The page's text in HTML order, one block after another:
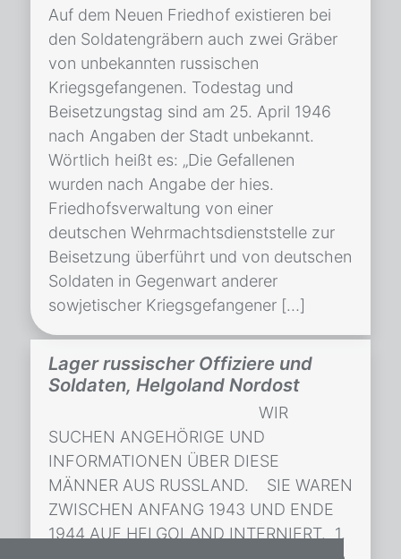
Auf dem Neuen Friedhof existieren bei
den Soldatengräbern auch zwei Gräber
von unbekannten russischen
Kriegsgefangenen. Todestag und
Beisetzungstag sind am 25. April 1946
nach Angaben der Stadt unbekannt.
Wörtlich heißt es: „Die Gefallenen
wurden nach Angabe der hies.
Friedhofsverwaltung von einer
deutschen Wehrmachtsdienststelle zur
Beisetzung überführt und von deutschen
Soldaten in Gegenwart anderer
sowjetischer Kriegsgefangener […]
Lager russischer Offiziere und
Soldaten, Helgoland Nordost
WIR
SUCHEN ANGEHÖRIGE UND
INFORMATIONEN ÜBER DIESE
MÄNNER AUS RUSSLAND. SIE WAREN
ZWISCHEN ANFANG 1943 UND ENDE
1944 AUF HELGOLAND INTERNIERT. 1.